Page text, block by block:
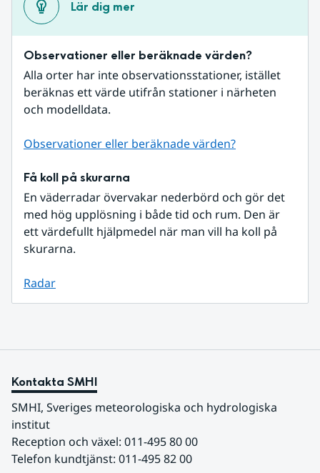
Lär dig mer
Observationer eller beräknade värden?
Alla orter har inte observationsstationer, istället
beräknas ett värde utifrån stationer i närheten
och modelldata.
Observationer eller beräknade värden?
Få koll på skurarna
En väderradar övervakar nederbörd och gör det
med hög upplösning i både tid och rum. Den är
ett värdefullt hjälpmedel när man vill ha koll på
skurarna.
Radar
Kontakta SMHI
SMHI, Sveriges meteorologiska och hydrologiska
institut
Reception och växel: 011-495 80 00
Telefon kundtjänst: 011-495 82 00